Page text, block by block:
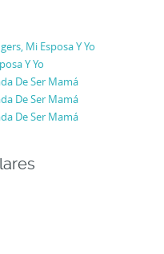
Mi Esposa Y Yo
Y Yo
De Ser Mamá
De Ser Mamá
De Ser Mamá